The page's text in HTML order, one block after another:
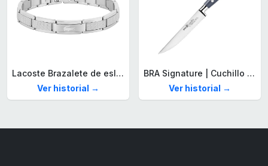
Lacoste Brazalete de eslabón para Hombre Colección STENCIL de Acero inoxidable
Ver historial →
BRA Signature | Cuchillo tomatero 120 mm, Acero Inoxidable alemán forjado con Molibdeno Vanadio, Mango Remachado ABS, Diseño Ergonómico, Hoja 1,6 mm espesor
Ver historial →